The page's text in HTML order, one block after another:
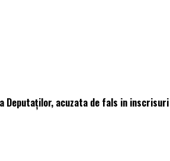
Deputaților, acuzata de fals in inscrisuri